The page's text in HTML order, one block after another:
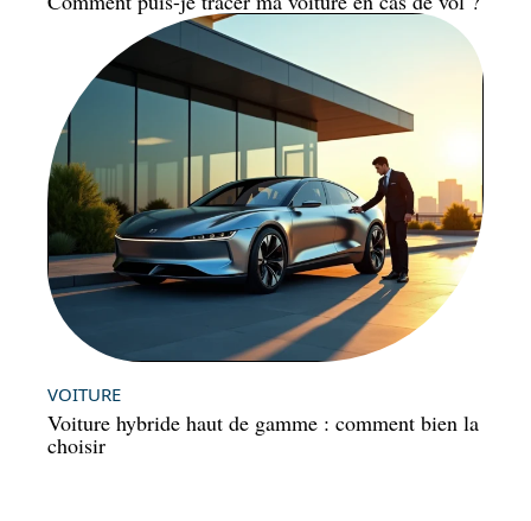
VOITURE
Voiture hybride haut de gamme : comment bien la
choisir